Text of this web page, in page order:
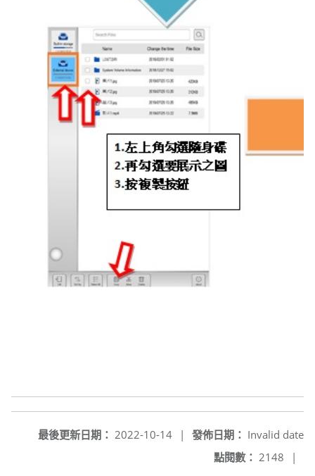
發佈日期： Invalid date
最後更新日期： 2022-10-14
|
點閱數： 2148 |